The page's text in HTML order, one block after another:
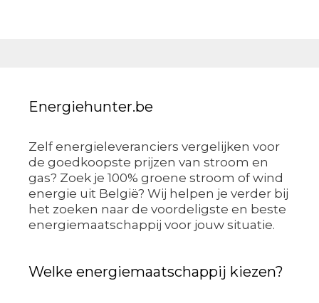
Energiehunter.be
Zelf energieleveranciers vergelijken voor
de goedkoopste prijzen van stroom en
gas? Zoek je 100% groene stroom of wind
energie uit België? Wij helpen je verder bij
het zoeken naar de voordeligste en beste
energiemaatschappij voor jouw situatie.
Welke energiemaatschappij kiezen?